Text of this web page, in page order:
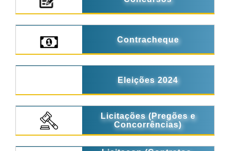
Contracheque
Eleições 2024
Licitações (Pregões e
Concorrências)